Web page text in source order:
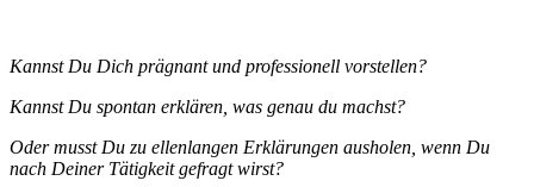
Kannst Du Dich prägnant und professionell vorstellen?
Kannst Du spontan erklären, was genau du machst?
Oder musst Du zu ellenlangen Erklärungen ausholen, wenn Du
nach Deiner Tätigkeit gefragt wirst?